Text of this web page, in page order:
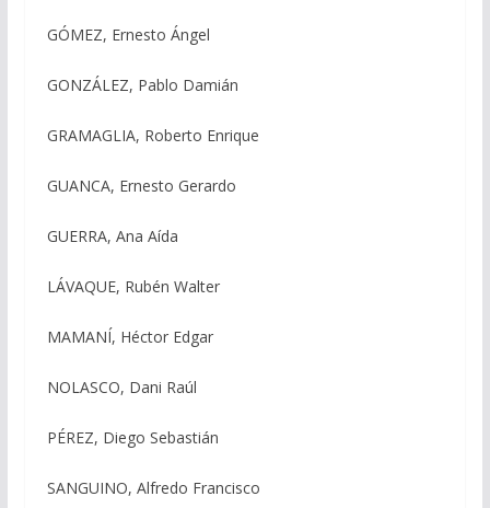
GÓMEZ, Ernesto Ángel
GONZÁLEZ, Pablo Damián
GRAMAGLIA, Roberto Enrique
GUANCA, Ernesto Gerardo
GUERRA, Ana Aída
LÁVAQUE, Rubén Walter
MAMANÍ, Héctor Edgar
NOLASCO, Dani Raúl
PÉREZ, Diego Sebastián
SANGUINO, Alfredo Francisco